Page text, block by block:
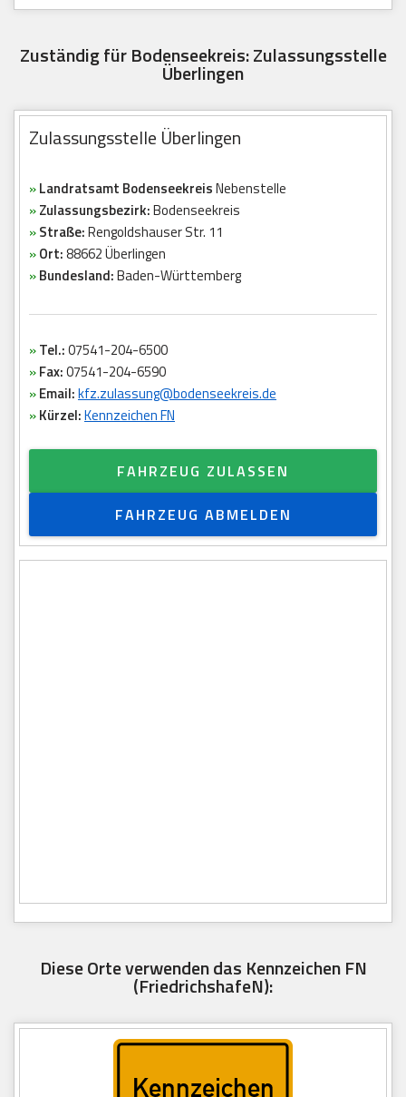
Zuständig für Bodenseekreis: Zulassungsstelle
Überlingen
Zulassungsstelle Überlingen
»Landratsamt BodenseekreisNebenstelle
»Zulassungsbezirk:Bodenseekreis
»Straße:Rengoldshauser Str. 11
»Ort:88662 Überlingen
»Bundesland:Baden-Württemberg
»Tel.:07541-204-6500
»Fax:07541-204-6590
»Email:kfz.zulassung@bodenseekreis.de
»Kürzel:Kennzeichen FN
FAHRZEUG ZULASSEN
FAHRZEUG ABMELDEN
Diese Orte verwenden das Kennzeichen FN
(FriedrichshafeN):